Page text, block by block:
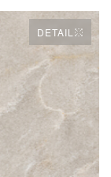
DETAIL